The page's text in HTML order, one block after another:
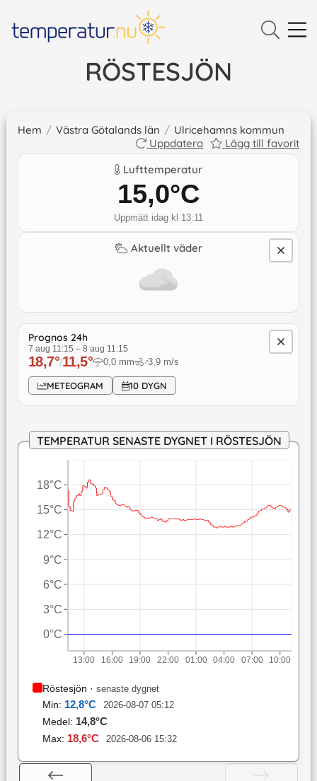
RÖSTESJÖN
Hem / Västra Götalands län / Ulricehamns kommun
Uppdatera
Lägg till favorit
Lufttemperatur
15,0°C
Uppmätt idag kl 13:11
Aktuellt väder
Prognos 24h
7 aug 11:15 – 8 aug 11:15
18,7°/11,5° 0,0 mm ↓3,9 m/s
METEOGRAM 10 DYGN
TEMPERATUR SENASTE DYGNET I RÖSTESJÖN
13:00 16:00 19:00 22:00 01:00 04:00 07:00 10:00
0°C
3°C
6°C
9°C
12°C
15°C
18°C
Röstesjön · senaste dygnet
Min: 12,8°C 2026-08-07 05:12
Medel: 14,8°C
Max: 18,6°C 2026-08-06 15:32